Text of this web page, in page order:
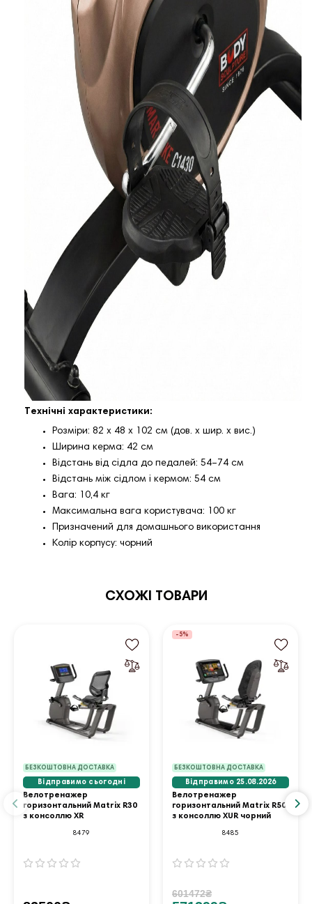
Технічні характеристики:
Розміри: 82 х 48 х 102 см (дов. х шир. х вис.)
Ширина керма: 42 см
Відстань від сідла до педалей: 54–74 см
Відстань між сідлом і кермом: 54 см
Вага: 10,4 кг
Максимальна вага користувача: 100 кг
Призначений для домашнього використання
Колір корпусу: чорний
СХОЖІ ТОВАРИ
БЕЗКОШТОВНА ДОСТАВКА
Відправимо сьогодні
Велотренажер
горизонтальний Matrix R30
з консоллю XR
8479
БЕЗКОШТОВНА ДОСТАВКА
-5%
Відправимо 25.08.2026
Велотренажер
горизонтальний Matrix R50
з консоллю XUR чорний
8485
601472₴